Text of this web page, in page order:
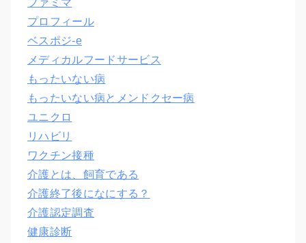
ファミマ
プロフィール
ベスポジ-e
メディカルフードサービス
もったいない病
もったいない病とメンドクセー病
ユニクロ
リハビリ
ワクチン接種
介護とは、飼育である
介護終了後になにする？
介護認定調査
健康診断